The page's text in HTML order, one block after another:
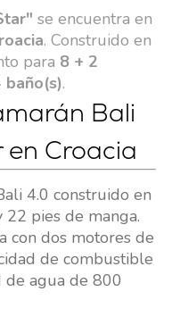
se encuentra en
. Construido en
para 8 + 2
baño(s).
Bali
Croacia
4.0 construido en
pies de manga.
con dos motores de
de combustible
de agua de 800